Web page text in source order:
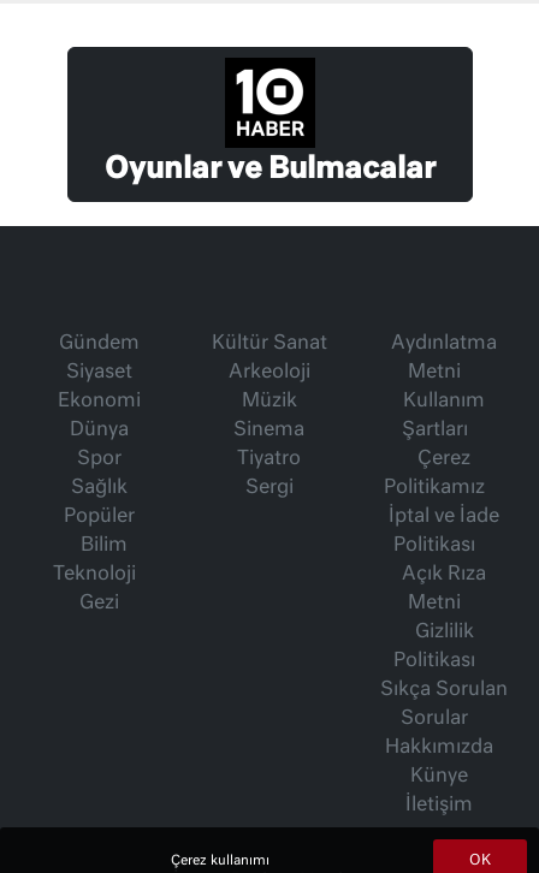
Oyunlar ve Bulmacalar
Gündem
Siyaset
Ekonomi
Dünya
Spor
Sağlık
Popüler
Bilim
Teknoloji
Gezi
Kültür Sanat
Arkeoloji
Müzik
Sinema
Tiyatro
Sergi
Aydınlatma
Metni
Kullanım
Şartları
Çerez
Politikamız
İptal ve İade
Politikası
Açık Rıza
Metni
Gizlilik
Politikası
Sıkça Sorulan
Sorular
Hakkımızda
Künye
İletişim
OK
Çerez kullanımı